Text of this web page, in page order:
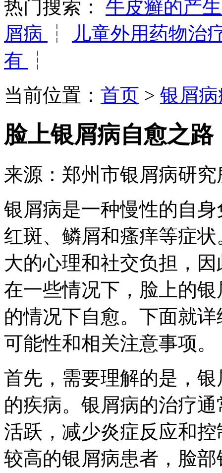
热门搜索：
牛皮癣的产
屑病
┆
儿童外用药物治
有
┆
当前位置： 首页 > 银屑
脸上银屑病自愈之路
来源：郑州市银屑病研
银屑病是一种慢性的自
红斑、鳞屑和瘙痒等症
大的心理和社交负担，
在一些情况下，脸上的
的情况下自愈。下面就
可能性和相关注意事项。
首先，需要理解的是，
的疾病。银屑病的治疗
活跃，减少炎症反应和
较高的银屑病患者，脸